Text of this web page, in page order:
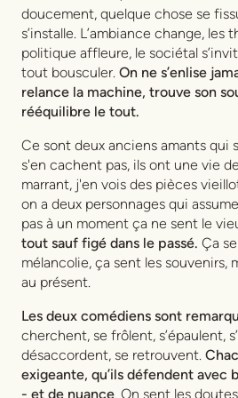
doucement, quelque chose se
s’installe. L’ambiance change, les
politique affleure, le sociétal
tout bousculer. On ne s’enlise
relance la machine, trouve son
rééquilibre le tout.
Ce sont deux anciens amants qui
s'en cachent pas, ils ont une vie
marrant, j'en vois des pièces
on a deux personnages qui
pas à un moment ça ne sent le
tout sauf figé dans le passé. Ça
mélancolie, ça sent les souvenirs,
au présent.
Les deux comédiens sont
cherchent, se frôlent, s’épaulent,
désaccordent, se retrouvent.
exigeante, qu’ils défendent avec
- et de nuance. On sent les